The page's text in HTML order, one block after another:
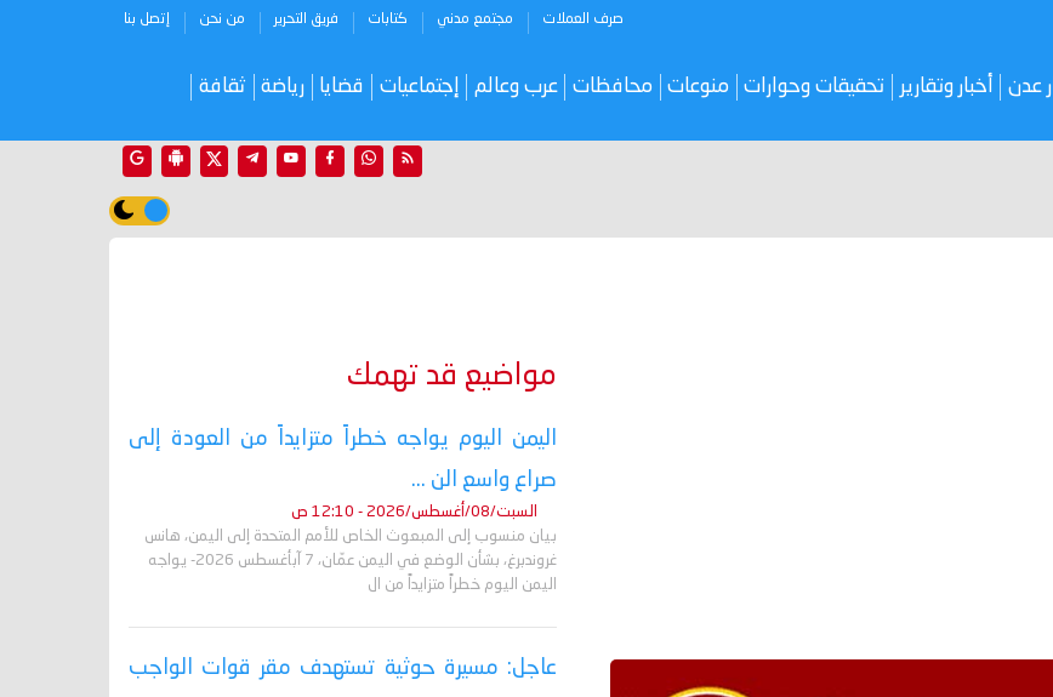
صرف العملات مجتمع مدني كتابات فريق التحرير من نحن إتصل بنا
عدن أخبار وتقارير تحقيقات وحوارات منوعات محافظات عرب وعالم إجتماعيات قضايا رياضة ثقافة
مواضيع قد تهمك
اليمن اليوم يواجه خطراً متزايداً من العودة إلى
صراع واسع الن ...
السبت/08/أغسطس/2026 - 12:10 ص
بيان منسوب إلى المبعوث الخاص للأمم المتحدة إلى اليمن، هانس
غروندبرغ، بشأن الوضع في اليمن عمّان، 7 آبأغسطس 2026- يواجه
اليمن اليوم خطراً متزايداً من ال
عاجل: مسيرة حوثية تستهدف مقر قوات الواجب